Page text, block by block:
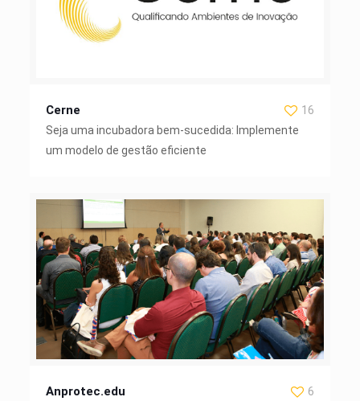
Cerne
16
Seja uma incubadora bem-sucedida: Implemente
um modelo de gestão eficiente
Anprotec.edu
6